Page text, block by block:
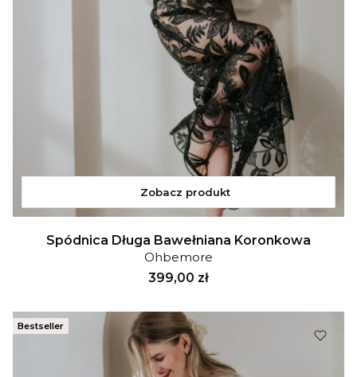
Zobacz produkt
Spódnica Długa Bawełniana Koronkowa
Ohbemore
Cena
399,00 zł
Bestseller